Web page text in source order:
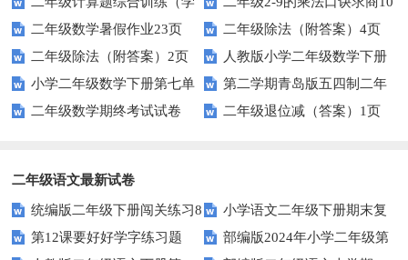
生版）
页
二年级数学暑假作业23页
二年级除法（附答案）4页
二年级除法（附答案）2页
人教版小学二年级数学下册
第二单元试题
小学二年级数学下册第七单
元测试题
第二学期青岛版五四制二年
级下册数学期中考试卷
二年级数学期终考试试卷 二年级退位减（答案）1页
二年级语文最新试卷
统编版二年级下册闯关练习8
小学语文二年级下册期末复
习指导
第12课要好好学字练习题
部编版2024年小学二年级第